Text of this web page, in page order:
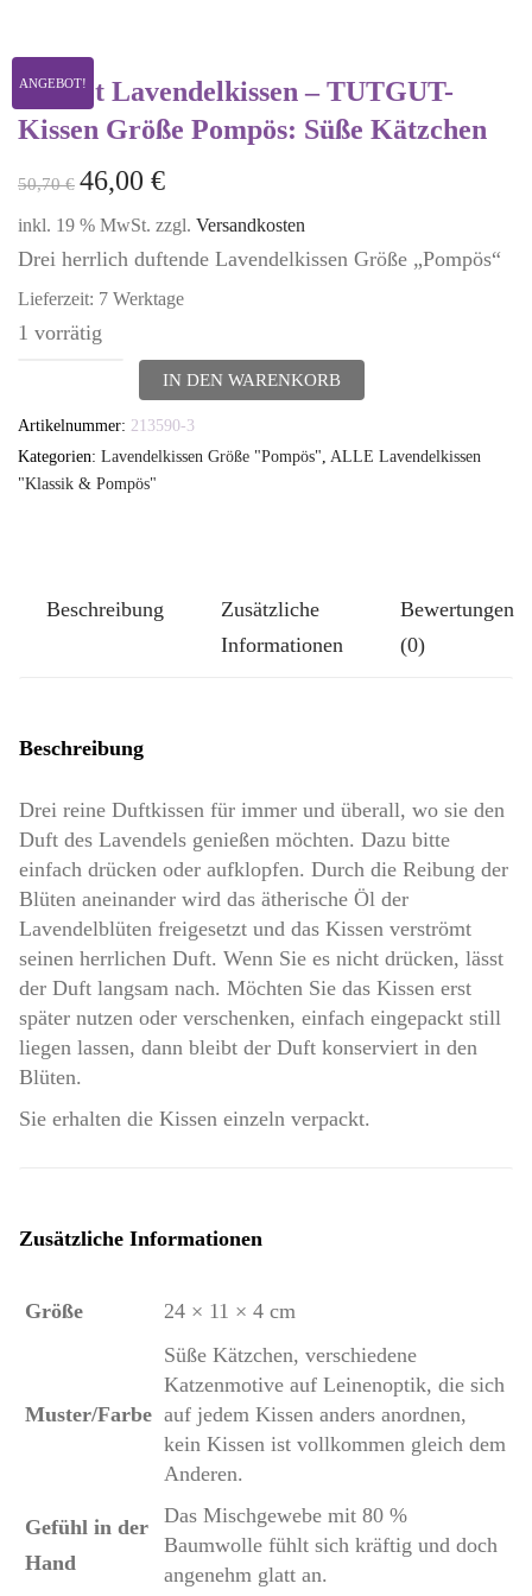
ANGEBOT!
3er-Set Lavendelkissen – TUTGUT-
Kissen Größe Pompös: Süße Kätzchen
50,70€ 46,00 €
inkl. 19 % MwSt. zzgl. Versandkosten
Drei herrlich duftende Lavendelkissen Größe „Pompös“
Lieferzeit: 7 Werktage
1 vorrätig
Lavendelkissen
-
IN DEN WARENKORB
Artikelnummer: 213590-3
Kategorien: Lavendelkissen Größe "Pompös" ALLE Lavendelkissen
"Klassik & Pompös"
Beschreibung
Zusätzliche
Informationen
Bewertungen
(0)
Beschreibung
Drei reine Duftkissen für immer und überall, wo sie den
Duft des Lavendels genießen möchten. Dazu bitte
einfach drücken oder aufklopfen. Durch die Reibung der
Blüten aneinander wird das ätherische Öl der
Lavendelblüten freigesetzt und das Kissen verströmt
seinen herrlichen Duft. Wenn Sie es nicht drücken, lässt
der Duft langsam nach. Möchten Sie das Kissen erst
später nutzen oder verschenken, einfach eingepackt still
liegen lassen, dann bleibt der Duft konserviert in den
Blüten.
Sie erhalten die Kissen einzeln verpackt.
Zusätzliche Informationen
Größe 24 × 11 × 4 cm
Muster/Farbe
Süße Kätzchen, verschiedene
Katzenmotive auf Leinenoptik, die sich
auf jedem Kissen anders anordnen,
kein Kissen ist vollkommen gleich dem
Anderen.
Gefühl in der
Hand
Das Mischgewebe mit 80 %
Baumwolle fühlt sich kräftig und doch
angenehm glatt an.